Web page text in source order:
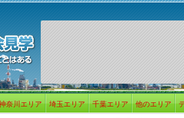
奈川エリア 埼玉エリア 千葉エリア 他のエリア